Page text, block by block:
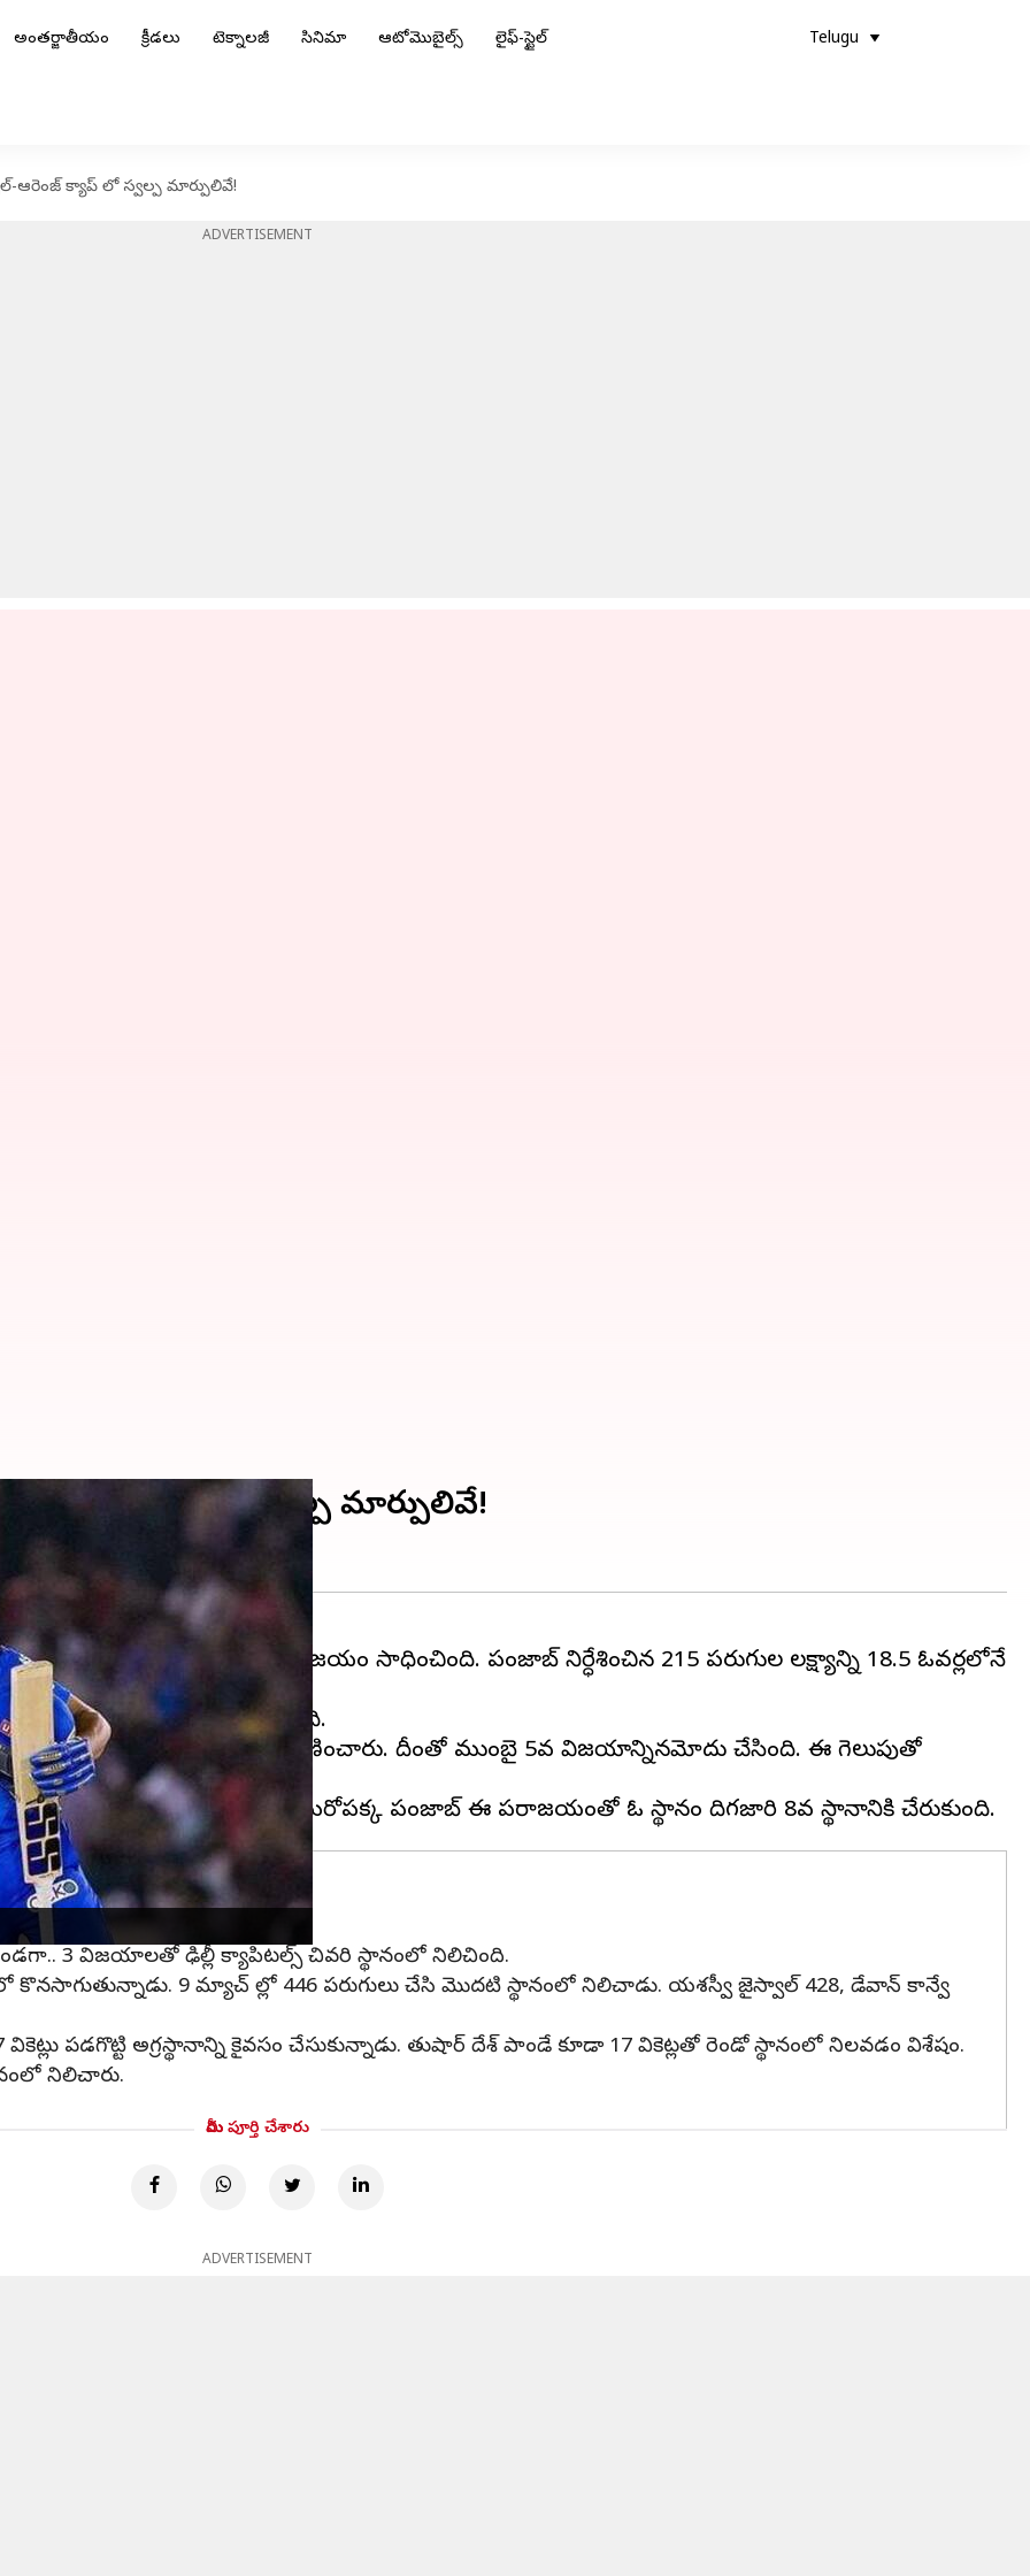
అంతర్జాతీయం క్రీడలు టెక్నాలజీ సినిమా ఆటోమొబైల్స్ లైఫ్-స్టైల్ Telugu
క్యాప్ లో స్వల్ప మార్పులివే!
ADVERTISEMENT
ఆరెంజ్ క్యాప్ లో స్వల్ప మార్పులివే!
మ్యాచ్లోముంబై ఇండియన్స్
ఘనవిజయం సాధించింది. పంజాబ్ నిర్ధేశించిన 215 పరుగుల లక్ష్యాన్ని 18.5 ఓవర్లలోనే
అరుదైన జట్టుగా ముంబై నిలిచింది.
యాదవ్ హాఫ్ సెంచరీతో రాణించారు. దీంతో ముంబై 5వ విజయాన్నినమోదు చేసింది. ఈ గెలుపుతో
3 విజయాలతో ఢిల్లీ క్యాపిటల్స్ చివరి స్థానంలో నిలిచింది.
కొనసాగుతున్నాడు. 9 మ్యాచ్ ల్లో 446 పరుగులు చేసి మొదటి స్థానంలో నిలిచాడు. యశస్వీ జైస్వాల్ 428, డేవాన్ కాన్వే
పడగొట్టి అగ్రస్థానాన్ని కైవసం చేసుకున్నాడు. తుషార్ దేశ్ పాండే కూడా 17 వికెట్లతో రెండో స్థానంలో నిలవడం విశేషం.
నిలిచారు.
మీరు పూర్తి చేశారు
ADVERTISEMENT